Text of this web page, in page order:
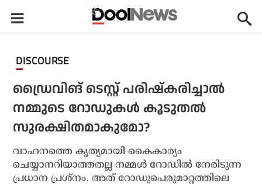
DISCOURSE
ഡ്രൈവിങ് ടെസ്റ്റ് പരിഷ്‌കരിച്ചാല്‍
നമ്മുടെ റോഡുകള്‍ കൂടുതല്‍
സുരക്ഷിതമാകുമോ?
വാഹനത്തെ കൃത്യമായി കൈകാര്യം
ചെയ്യാനറിയാത്തതല്ല നമ്മള്‍ റോഡില്‍ നേരിടുന്ന
പ്രധാന പ്രശ്‌നം. അത് റോഡുപെരുമാറ്റത്തിലെ